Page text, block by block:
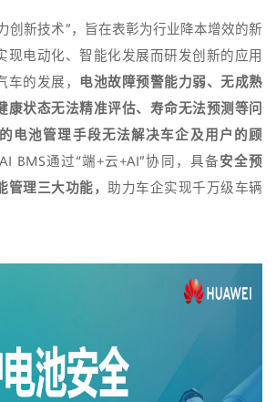
创新技术”，旨在表彰为行业降本增效的新
现电动化、智能化发展而研发创新的应用
的发展， 电池故障预警能力弱、无成熟
康状态无法精准评估、寿命无法预测等问
电池管理手段无法解决车企及用户的顾
BMS通过“端+云+AI”协同，具备安全预
管理三大功能，
助力车企实现千万级车辆